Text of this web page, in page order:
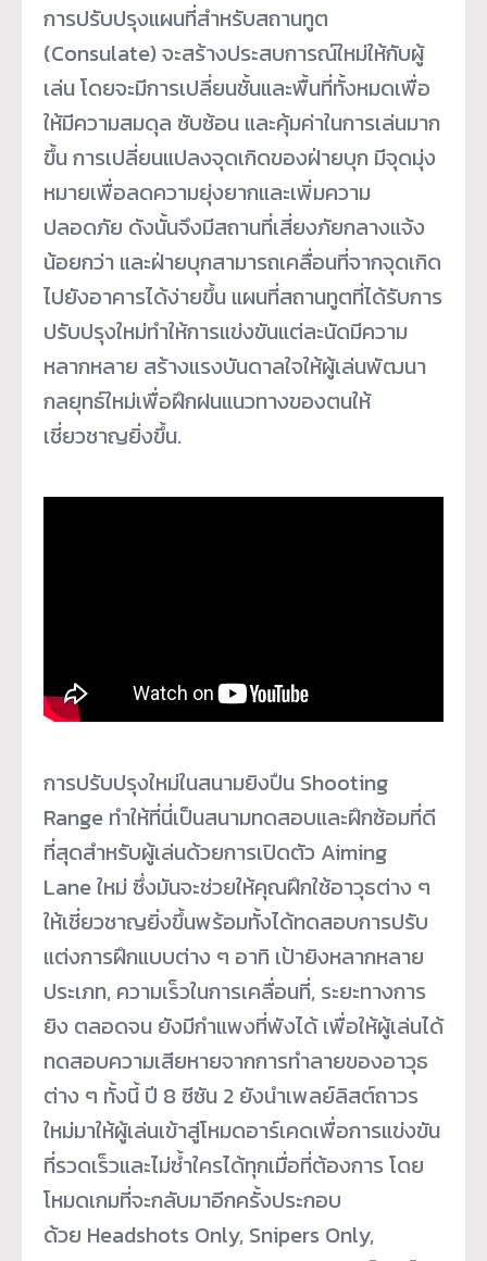
การปรับปรุงแผนที่สำหรับสถานทูต
(Consulate) จะสร้างประสบการณ์ใหม่ให้กับผู้
เล่น โดยจะมีการเปลี่ยนชั้นและพื้นที่ทั้งหมดเพื่อ
ให้มีความสมดุล ซับซ้อน และคุ้มค่าในการเล่นมาก
ขึ้น การเปลี่ยนแปลงจุดเกิดของฝ่ายบุก มีจุดมุ่ง
หมายเพื่อลดความยุ่งยากและเพิ่มความ
ปลอดภัย ดังนั้นจึงมีสถานที่เสี่ยงภัยกลางแจ้ง
น้อยกว่า และฝ่ายบุกสามารถเคลื่อนที่จากจุดเกิด
ไปยังอาคารได้ง่ายขึ้น แผนที่สถานทูตที่ได้รับการ
ปรับปรุงใหม่ทำให้การแข่งขันแต่ละนัดมีความ
หลากหลาย สร้างแรงบันดาลใจให้ผู้เล่นพัฒนา
กลยุทธ์ใหม่เพื่อฝึกฝนแนวทางของตนให้
เชี่ยวชาญยิ่งขึ้น.
การปรับปรุงใหม่ในสนามยิงปืน Shooting
Range ทำให้ที่นี่เป็นสนามทดสอบและฝึกซ้อมที่ดี
ที่สุดสำหรับผู้เล่นด้วยการเปิดตัว Aiming
Lane ใหม่ ซึ่งมันจะช่วยให้คุณฝึกใช้อาวุธต่าง ๆ
ให้เชี่ยวชาญยิ่งขึ้นพร้อมทั้งได้ทดสอบการปรับ
แต่งการฝึกแบบต่าง ๆ อาทิ เป้ายิงหลากหลาย
ประเภท, ความเร็วในการเคลื่อนที่, ระยะทางการ
ยิง ตลอดจน ยังมีกำแพงที่พังได้ เพื่อให้ผู้เล่นได้
ทดสอบความเสียหายจากการทำลายของอาวุธ
ต่าง ๆ ทั้งนี้ ปี 8 ซีซัน 2 ยังนำเพลย์ลิสต์ถาวร
ใหม่มาให้ผู้เล่นเข้าสู่โหมดอาร์เคดเพื่อการแข่งขัน
ที่รวดเร็วและไม่ซ้ำใครได้ทุกเมื่อที่ต้องการ โดย
โหมดเกมที่จะกลับมาอีกครั้งประกอบ
ด้วย Headshots Only, Snipers Only,